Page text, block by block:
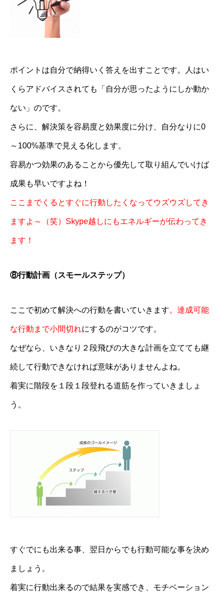
ポイントは自分で納得いく答えを出すことです。人はい
くらアドバイスされても「自分が思ったようにしか動か
ない」のです。
さらに、解決策を容易度と効果度に分け、自分なりに0
～100%基準で見える化します。
容易かつ効果のあることから優先して取り組んでいけば
成果も早いですよね！
ここまでくるとすぐに行動したくなってウズウズしてき
ますよ～（笑）Skype越しにもエネルギーが伝わってき
ます！
⑧行動計画（スモールステップ）
ここで初めて解決への行動を書いていきます。達成可能
な行動まで小間切れにするのがコツです。
なぜなら、いきなり２段飛びの大きな計画を立てても継
続して行動できなければ意味がありませんよね。
着実に階段を１段１段登れる道筋を作っていきましょ
う。
すぐでにも出来る事、翌日からでも行動可能な事を決め
ましょう。
着実に行動出来るので結果を実感でき、モチベーション